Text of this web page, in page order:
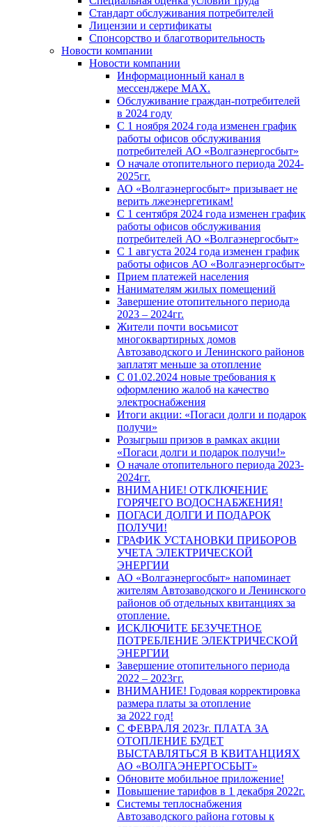
Стандарт обслуживания потребителей
Лицензии и сертификаты
Спонсорство и благотворительность
Новости компании
Новости компании
Информационный канал в
мессенджере MAX.
Обслуживание граждан-потребителей
в 2024 году
С 1 ноября 2024 года изменен график
работы офисов обслуживания
потребителей АО «Волгаэнергосбыт»
О начале отопительного периода 2024-
2025гг.
АО «Волгаэнергосбыт» призывает не
верить лжеэнергетикам!
С 1 сентября 2024 года изменен график
работы офисов обслуживания
потребителей АО «Волгаэнергосбыт»
С 1 августа 2024 года изменен график
работы офисов АО «Волгаэнергосбыт»
Прием платежей населения
Нанимателям жилых помещений
Завершение отопительного периода
2023 – 2024гг.
Жители почти восьмисот
многоквартирных домов
Автозаводского и Ленинского районов
заплатят меньше за отопление
С 01.02.2024 новые требования к
оформлению жалоб на качество
электроснабжения
Итоги акции: «Погаси долги и подарок
получи»
Розыгрыш призов в рамках акции
«Погаси долги и подарок получи!»
О начале отопительного периода 2023-
2024гг.
ВНИМАНИЕ! ОТКЛЮЧЕНИЕ
ГОРЯЧЕГО ВОДОСНАБЖЕНИЯ!
ПОГАСИ ДОЛГИ И ПОДАРОК
ПОЛУЧИ!
ГРАФИК УСТАНОВКИ ПРИБОРОВ
УЧЕТА ЭЛЕКТРИЧЕСКОЙ
ЭНЕРГИИ
АО «Волгаэнергосбыт» напоминает
жителям Автозаводского и Ленинского
районов об отдельных квитанциях за
отопление.
ИСКЛЮЧИТЕ БЕЗУЧЕТНОЕ
ПОТРЕБЛЕНИЕ ЭЛЕКТРИЧЕСКОЙ
ЭНЕРГИИ
Завершение отопительного периода
2022 – 2023гг.
ВНИМАНИЕ! Годовая корректировка
размера платы за отопление
за 2022 год!
С ФЕВРАЛЯ 2023г. ПЛАТА ЗА
ОТОПЛЕНИЕ БУДЕТ
ВЫСТАВЛЯТЬСЯ В КВИТАНЦИЯХ
АО «ВОЛГАЭНЕРГОСБЫТ»
Обновите мобильное приложение!
Повышение тарифов в 1 декабря 2022г.
Системы теплоснабжения
Автозаводского района готовы к